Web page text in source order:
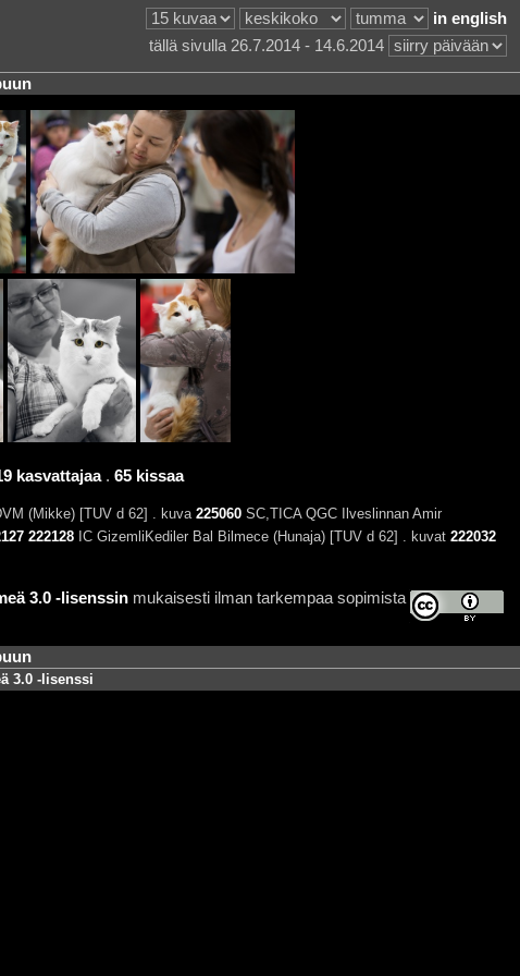
in english
tällä sivulla 26.7.2014 - 14.6.2014
kasvattajaa. 65 kissaa
(Mikke) [TUV d 62] . kuva 225060SC,TICA QGC Ilveslinnan Amir
222128IC GizemliKediler Bal Bilmece (Hunaja) [TUV d 62] . kuvat 222032
3.0 -lisenssinmukaisesti ilman tarkempaa sopimista
3.0 -lisenssi